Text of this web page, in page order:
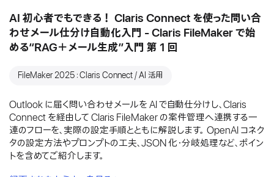
AI 初心者でもできる！ Claris Connect を使った問い合
わせメール仕分け自動化入門 - Claris FileMaker で始
める“RAG＋メール生成”入門 第 1 回
FileMaker 2025：Claris Connect / AI 活用
Outlook に届く問い合わせメールを AI で自動仕分けし、Claris
Connect を経由して Claris FileMaker の案件管理へ連携する一
連のフローを、実際の設定手順とともに解説します。 OpenAI コネク
タの設定方法やプロンプトの工夫、JSON 化・分岐処理など、ポイン
トを含めてご紹介します。